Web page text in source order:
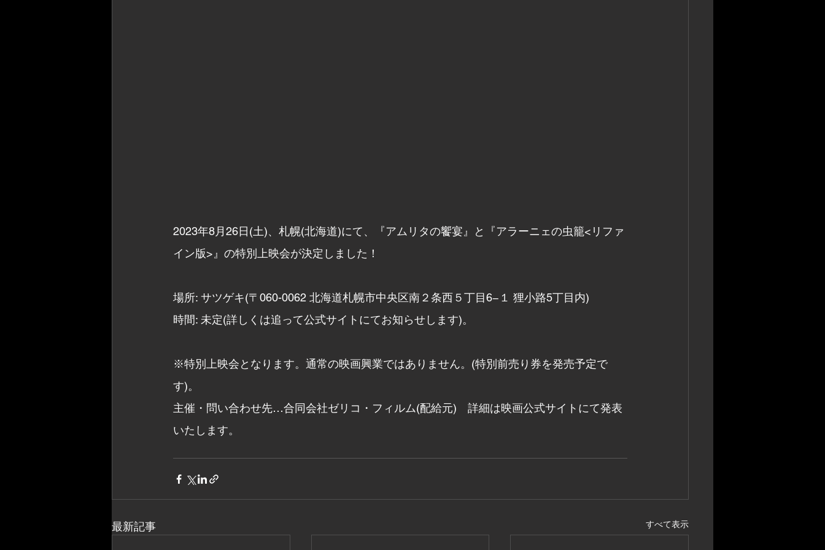
2023年8月26日(土)、札幌(北海道)にて、『アムリタの饗宴』と『アラーニェの虫籠<リファ
イン版>』の特別上映会が決定しました！
場所: サツゲキ(〒060-0062 北海道札幌市中央区南２条西５丁目6−１ 狸小路5丁目内)
時間: 未定(詳しくは追って公式サイトにてお知らせします)。
※特別上映会となります。通常の映画興業ではありません。(特別前売り券を発売予定で
す)。
主催・問い合わせ先…合同会社ゼリコ・フィルム(配給元)　詳細は映画公式サイトにて発表
いたします。
最新記事 すべて表示